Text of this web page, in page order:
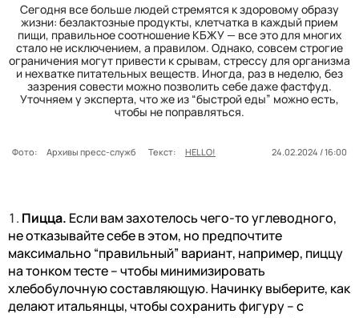
Сегодня все больше людей стремятся к здоровому образу
жизни: безлактозные продукты, клетчатка в каждый прием
пищи, правильное соотношение КБЖУ — все это для многих
стало не исключением, а правилом. Однако, совсем строгие
ограничения могут привести к срывам, стрессу для организма
и нехватке питательных веществ. Иногда, раз в неделю, без
зазрения совести можно позволить себе даже фастфуд.
Уточняем у эксперта, что же из “быстрой еды” можно есть,
чтобы не поправляться.
Фото: Архивы пресс-служб Текст: HELLO! 24.02.2024 / 16:00
Пицца. Если вам захотелось чего-то углеводного,
не отказывайте себе в этом, но предпочтите
максимально “правильный” вариант, например, пиццу
на тонком тесте – чтобы минимизировать
хлебобулочную составляющую. Начинку выберите, как
делают итальянцы, чтобы сохранить фигуру – с